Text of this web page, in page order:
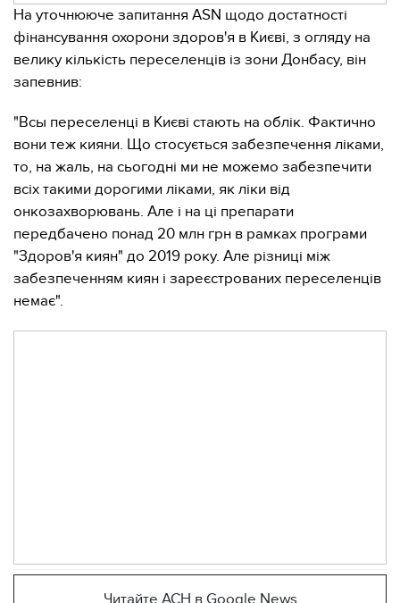
На уточнююче запитання ASN щодо достатності
фінансування охорони здоров'я в Києві, з огляду на
велику кількість переселенців із зони Донбасу, він
запевнив:
"Всы переселенці в Києві стають на облік. Фактично
вони теж кияни. Що стосується забезпечення ліками,
то, на жаль, на сьогодні ми не можемо забезпечити
всіх такими дорогими ліками, як ліки від
онкозахворювань. Але і на ці препарати
передбачено понад 20 млн грн в рамках програми
"Здоров'я киян" до 2019 року. Але різниці між
забезпеченням киян і зареєстрованих переселенців
немає".
Читайте АСН в Google News